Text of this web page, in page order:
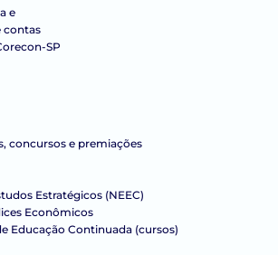
e
contas
SP
concursos e premiações
Estratégicos (NEEC)
Econômicos
Educação Continuada (cursos)